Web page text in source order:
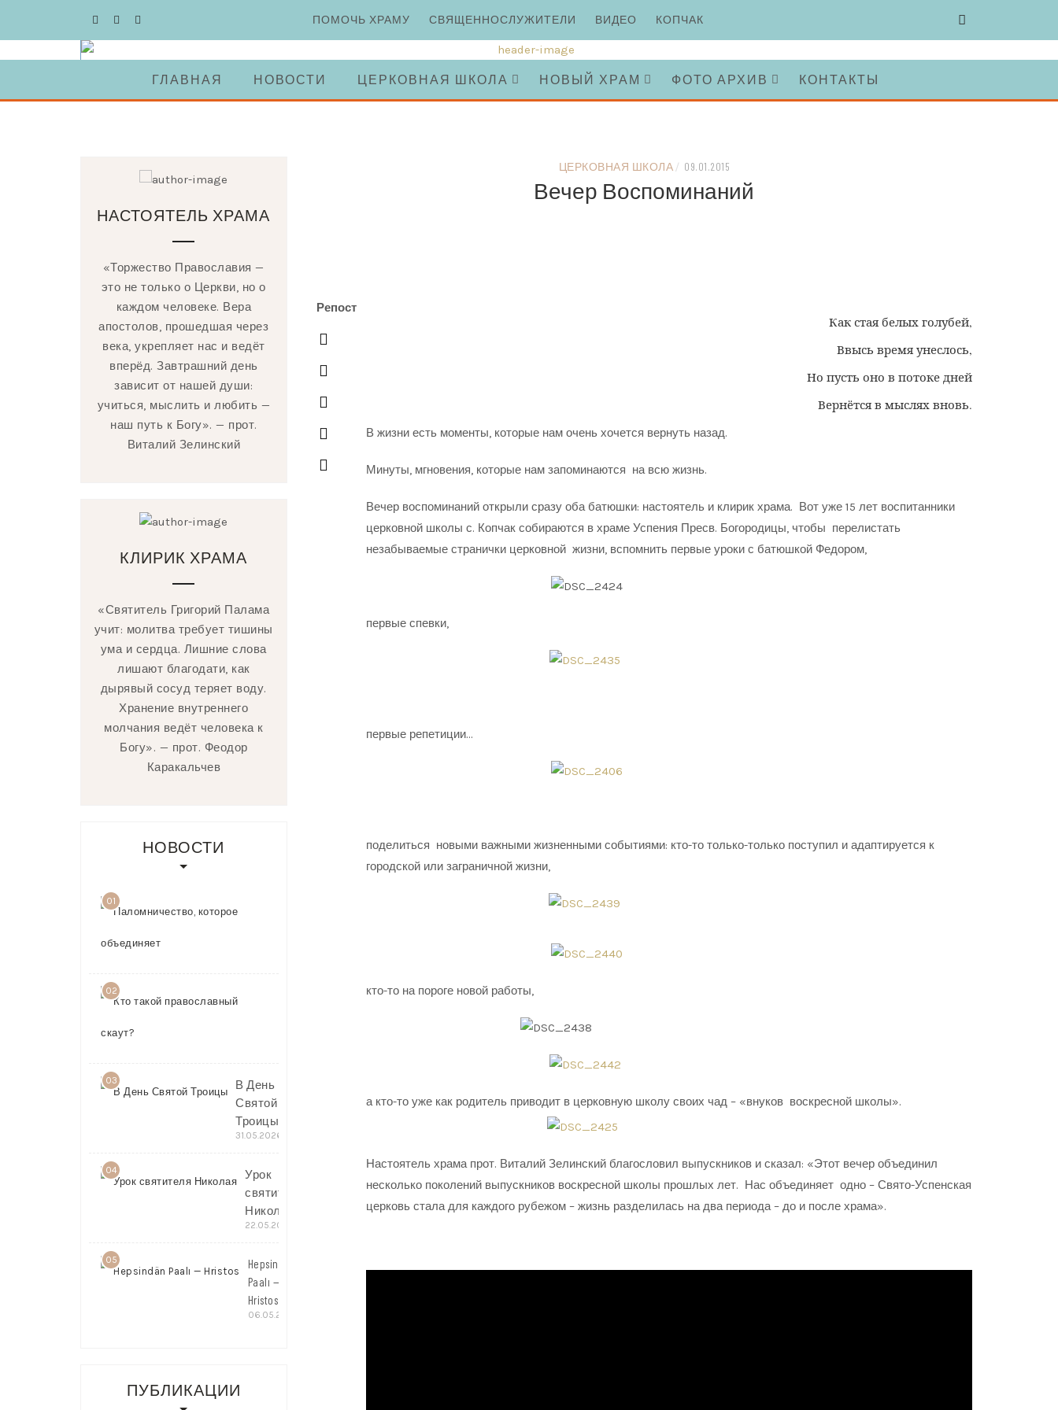
ПОМОЧЬ ХРАМУ СВЯЩЕННОСЛУЖИТЕЛИ ВИДЕО КОПЧАК
ГЛАВНАЯ НОВОСТИ ЦЕРКОВНАЯ ШКОЛА НОВЫЙ ХРАМ ФОТО АРХИВ КОНТАКТЫ
ЦЕРКОВНАЯ ШКОЛА / 09.01.2015
Вечер Воспоминаний
Репост
Как стая белых голубей,
Ввысь время унеслось,
Но пусть оно в потоке дней
Вернётся в мыслях вновь.
В жизни есть моменты, которые нам очень хочется вернуть назад.
Минуты, мгновения, которые нам запоминаются на всю жизнь.
Вечер воспоминаний открыли сразу оба батюшки: настоятель и клирик храма. Вот уже 15 лет воспитанники
церковной школы с. Копчак собираются в храме Успения Пресв. Богородицы, чтобы перелистать
незабываемые странички церковной жизни, вспомнить первые уроки с батюшкой Федором,
первые спевки,
первые репетиции…
поделиться новыми важными жизненными событиями: кто-то только-только поступил и адаптируется к
городской или заграничной жизни,
кто-то на пороге новой работы,
а кто-то уже как родитель приводит в церковную школу своих чад – «внуков воскресной школы».
Настоятель храма прот. Виталий Зелинский благословил выпускников и сказал: «Этот вечер объединил
несколько поколений выпускников воскресной школы прошлых лет. Нас объединяет одно – Свято-Успенская
церковь стала для каждого рубежом – жизнь разделилась на два периода – до и после храма».
НАСТОЯТЕЛЬ ХРАМА
«Торжество Православия —
это не только о Церкви, но о
каждом человеке. Вера
апостолов, прошедшая через
века, укрепляет нас и ведёт
вперёд. Завтрашний день
зависит от нашей души:
учиться, мыслить и любить —
наш путь к Богу». — прот.
Виталий Зелинский
КЛИРИК ХРАМА
«Святитель Григорий Палама
учит: молитва требует тишины
ума и сердца. Лишние слова
лишают благодати, как
дырявый сосуд теряет воду.
Хранение внутреннего
молчания ведёт человека к
Богу». — прот. Феодор
Каракальчев
НОВОСТИ
01
02
03
В День
Святой
Троицы
31.05.2026
04
Урок
святителя
Николая
22.05.2026
05
Hepsindän
Paalı —
Hristos
06.05.2026
ПУБЛИКАЦИИ